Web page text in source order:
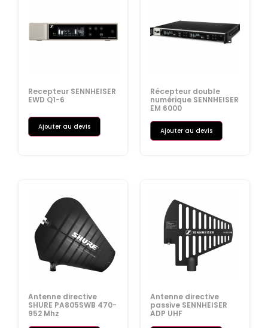
Recepteur SENNHEISER
EWD Q1-6
Ajouter au devis
Récepteur double
numérique SENNHEISER
EM 6000
Ajouter au devis
Antenne directive
SHURE PA805SWB 470-
952 Mhz
Antenne directive
passive SENNHEISER
ADP UHF